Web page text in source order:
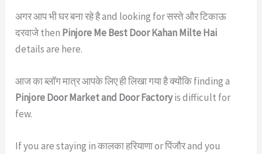
अगर आप भी घर बना रहे है and looking for सस्ते और टिकाऊ
दरवाजे then Pinjore Me Best Door Kahan Milte Hai
details are here.
आज का ब्लॉग मात्र आपके लिए ही लिखा गया है क्योंकि finding a
Pinjore Door Market and Door Factoryis difficult for
few.
If you are staying in कालका हरियाणा or पिंजौर and you